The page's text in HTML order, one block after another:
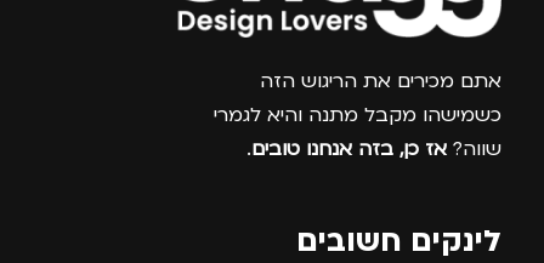
צרפו אותי למועדון
אתם מכירים את הריגוש הזה
כשמישהו מקבל מתנה והיא לגמרי
שווה? אז כן, בזה אנחנו טובים.
לינקים חשובים